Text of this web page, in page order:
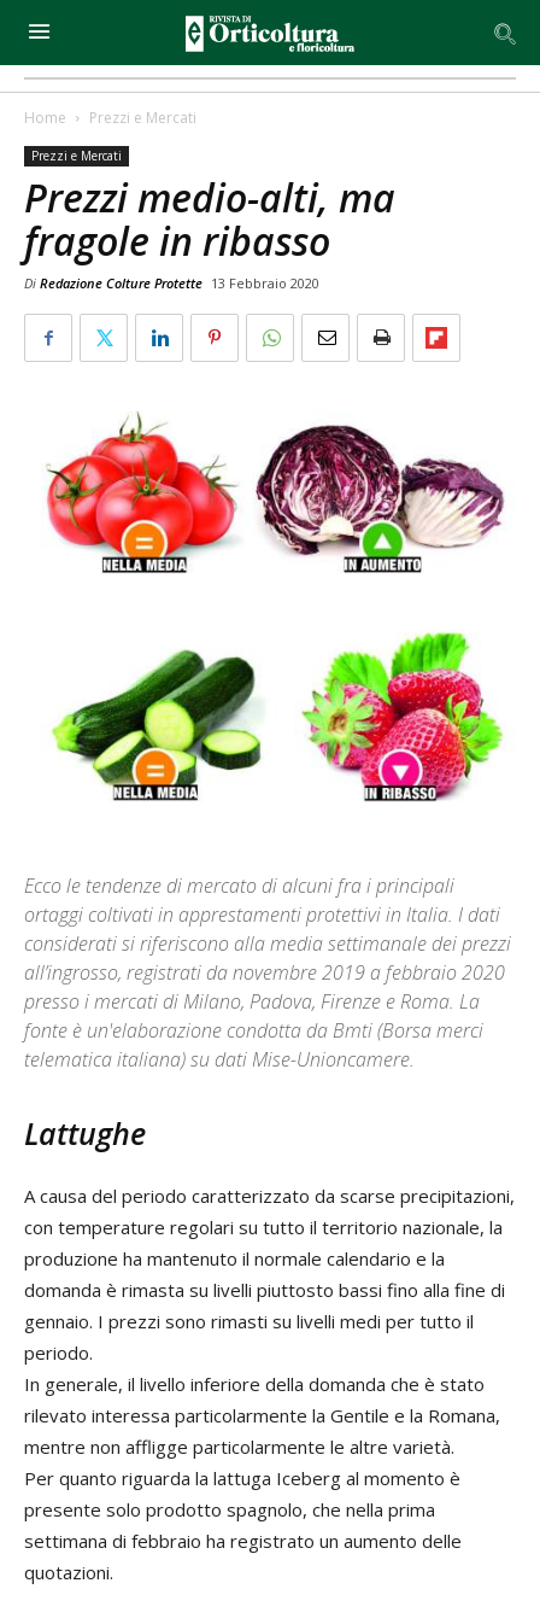
Home Prezzi e Mercati
Prezzi e Mercati
Prezzi medio-alti, ma
fragole in ribasso
Di Redazione Colture Protette 13 Febbraio 2020
Ecco le tendenze di mercato di alcuni fra i principali
ortaggi coltivati in apprestamenti protettivi in Italia. I dati
considerati si riferiscono alla media settimanale dei prezzi
all’ingrosso, registrati da novembre 2019 a febbraio 2020
presso i mercati di Milano, Padova, Firenze e Roma. La
fonte è un'elaborazione condotta da Bmti (Borsa merci
telematica italiana) su dati Mise-Unioncamere.
Lattughe
A causa del periodo caratterizzato da scarse precipitazioni,
con temperature regolari su tutto il territorio nazionale, la
produzione ha mantenuto il normale calendario e la
domanda è rimasta su livelli piuttosto bassi fino alla fine di
gennaio. I prezzi sono rimasti su livelli medi per tutto il
periodo.
In generale, il livello inferiore della domanda che è stato
rilevato interessa particolarmente la Gentile e la Romana,
mentre non affligge particolarmente le altre varietà.
Per quanto riguarda la lattuga Iceberg al momento è
presente solo prodotto spagnolo, che nella prima
settimana di febbraio ha registrato un aumento delle
quotazioni.